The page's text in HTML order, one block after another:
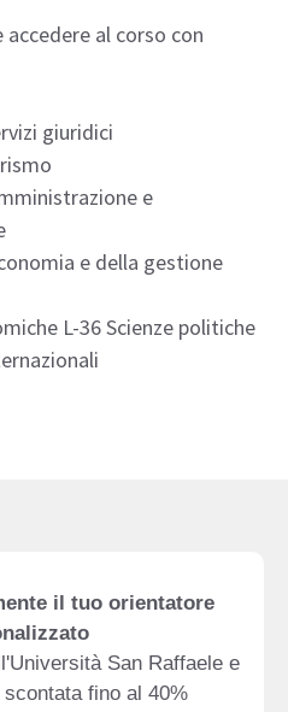
al corso con
giuridici
e
e della gestione
L-36 Scienze politiche
il tuo orientatore
San Raffaele e
fino al 40%